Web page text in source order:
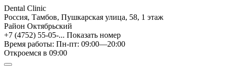
Dental Clinic
Россия, Тамбов, Пушкарская улица, 58, 1 этаж
Район Октябрьский
+7 (4752) 55-05-... Показать номер
Время работы: Пн-пт: 09:00—20:00
Откроемся в 09:00